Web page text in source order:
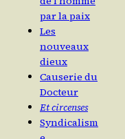
par la paix
Les
nouveaux
dieux
Causerie du
Docteur
Et circenses
Syndicalism